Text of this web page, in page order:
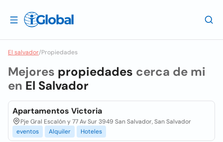
El salvador/Propiedades
Mejores propiedades cerca de mi
en El Salvador
Apartamentos Victoria
Pje Gral Escalón y 77 Av Sur 3949 San Salvador, San Salvador
eventos
Alquiler Hoteles